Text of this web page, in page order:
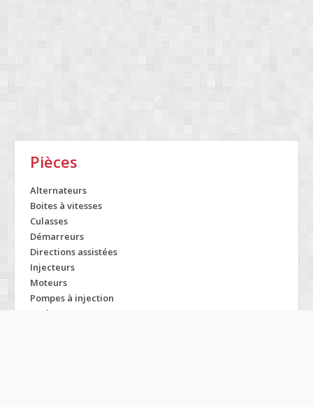
Pièces
Alternateurs
Boites à vitesses
Culasses
Démarreurs
Directions assistées
Injecteurs
Moteurs
Pompes à injection
Turbos